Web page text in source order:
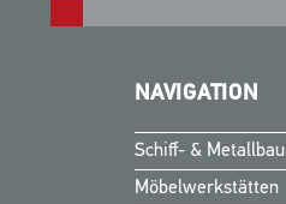
NAVIGATION
Schiff- & Metallbau
Möbelwerkstätten